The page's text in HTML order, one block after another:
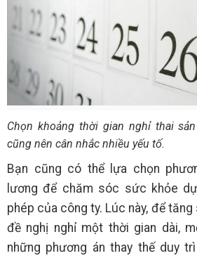
Chọn khoảng thời gian nghỉ thai
cũng nên cân nhắc nhiều yếu tố.
Bạn cũng có thể lựa chọn
lương để chăm sóc sức khỏe
phép của công ty. Lúc này, để
đề nghị nghỉ một thời gian dài,
những phương án thay thế duy